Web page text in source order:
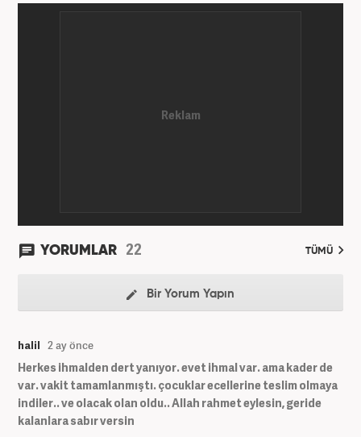
YORUMLAR 22 TÜMÜ
Bir Yorum Yapın
halil 2 ay önce
Herkes ihmalden dert yanıyor. evet ihmal var. ama kader de
var. vakit tamamlanmıştı. çocuklar ecellerine teslim olmaya
indiler.. ve olacak olan oldu.. Allah rahmet eylesin, geride
kalanlara sabır versin